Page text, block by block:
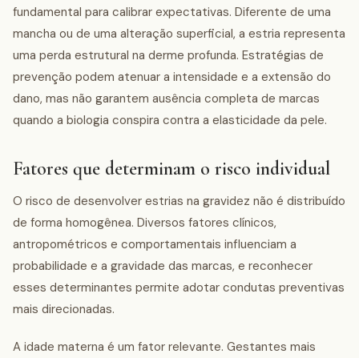
fundamental para calibrar expectativas. Diferente de uma
mancha ou de uma alteração superficial, a estria representa
uma perda estrutural na derme profunda. Estratégias de
prevenção podem atenuar a intensidade e a extensão do
dano, mas não garantem ausência completa de marcas
quando a biologia conspira contra a elasticidade da pele.
Fatores que determinam o risco individual
O risco de desenvolver estrias na gravidez não é distribuído
de forma homogênea. Diversos fatores clínicos,
antropométricos e comportamentais influenciam a
probabilidade e a gravidade das marcas, e reconhecer
esses determinantes permite adotar condutas preventivas
mais direcionadas.
A idade materna é um fator relevante. Gestantes mais